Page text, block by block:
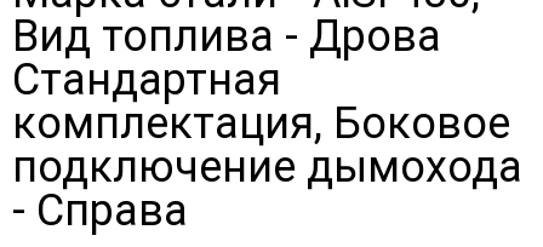
Вид топлива - Дрова
Стандартная
комплектация, Боковое
подключение дымохода
- Справа